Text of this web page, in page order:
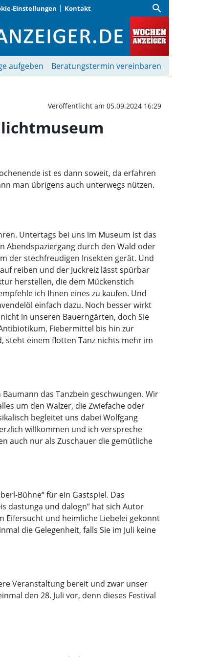
Einstellungen Kontakt search
im Markus
aufgeben Beratungstermin vereinbaren
Veröffentlicht am 05.09.2024 16:29
ist es dann soweit, da erfahren
man übrigens auch unterwegs nützen.
Untertags bei uns im Museum ist das
Abendspaziergang durch den Wald oder
der stechfreudigen Insekten gerät. Und
reiben und der Juckreiz lässt spürbar
herstellen, die dem Mückenstich
ich Ihnen eines zu kaufen. Und
einfach dazu. Noch besser wirkt
in unseren Bauerngärten, doch Sie
Fiebermittel bis hin zur
steht einem flotten Tanz nichts mehr im
das Tanzbein geschwungen. Wir
um den Walzer, die Zwiefache oder
begleitet uns dabei Wolfgang
willkommen und ich verspreche
auch nur als Zuschauer die gemütliche
Bühne“ für ein Gastspiel. Das
dastunga und dalogn“ hat sich Autor
Eifersucht und heimliche Liebelei gekonnt
die Gelegenheit, falls Sie im Juli keine
Veranstaltung bereit und zwar unser
den 28. Juli vor, denn dieses Festival